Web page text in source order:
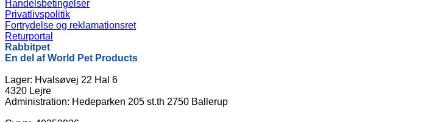
Handelsbetingelser
Privatlivspolitik
Fortrydelse og reklamationsret
Returportal
Rabbitpet
En del af World Pet Products
Lager: Hvalsøvej 22 Hal 6
4320 Lejre
Administration: Hedeparken 205 st.th 2750 Ballerup